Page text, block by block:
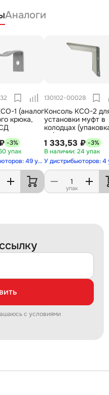
Аналоги
1 (аналог
крюка,
-3%
упак
49 упак
130102-00028
Консоль КСО-2
установки муфт в
колодцах
шт) ССД
1 333,53 ₽ -3%
24 упак
У дистрибьюторов: 4
упак
с условиями